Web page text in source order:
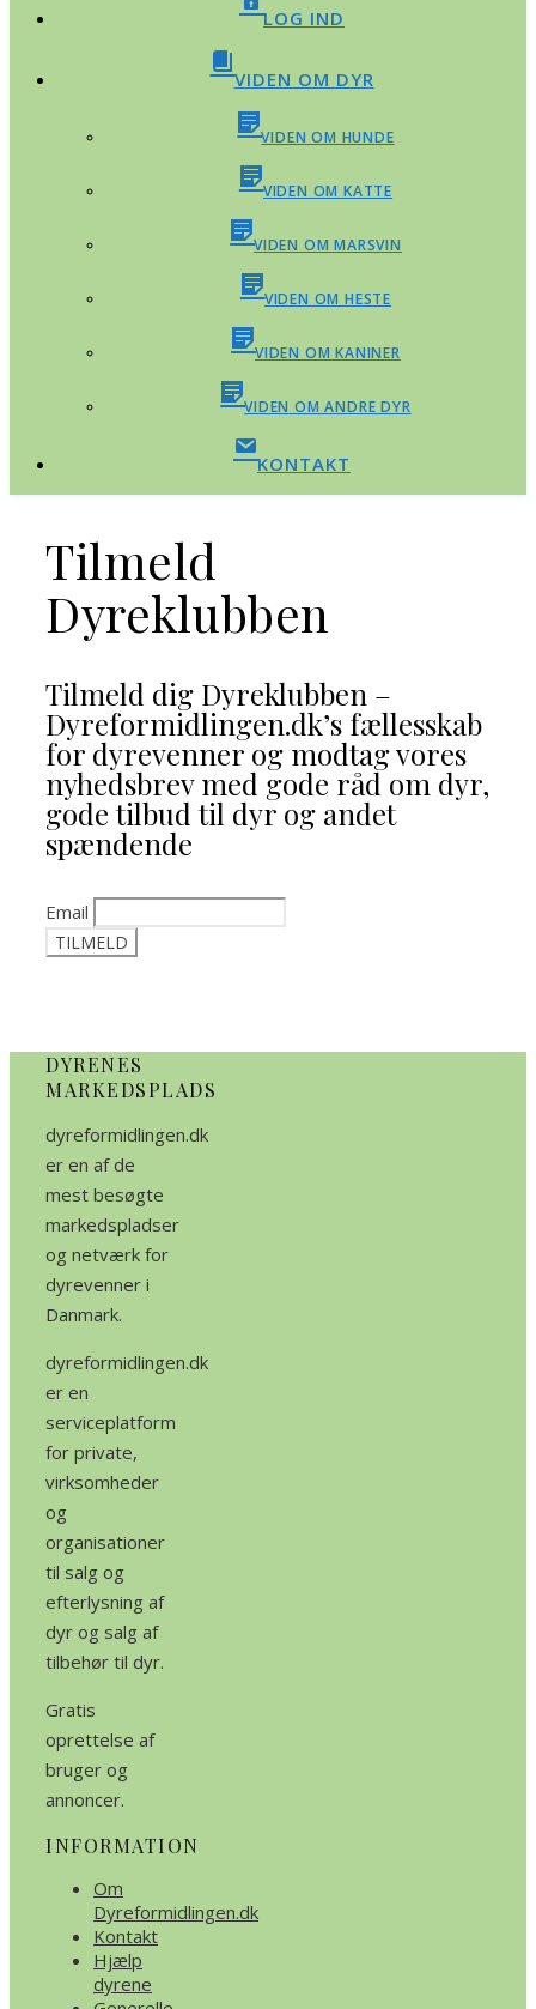
LOG IND
VIDEN OM DYR
VIDEN OM HUNDE
VIDEN OM KATTE
VIDEN OM MARSVIN
VIDEN OM HESTE
VIDEN OM KANINER
VIDEN OM ANDRE DYR
KONTAKT
Tilmeld
Dyreklubben
Tilmeld dig Dyreklubben –
Dyreformidlingen.dk’s fællesskab
for dyrevenner og modtag vores
nyhedsbrev med gode råd om dyr,
gode tilbud til dyr og andet
spændende
Email
DYRENES
MARKEDSPLADS
dyreformidlingen.dk
er en af de
mest besøgte
markedspladser
og netværk for
dyrevenner i
Danmark.
dyreformidlingen.dk
er en
serviceplatform
for private,
virksomheder
og
organisationer
til salg og
efterlysning af
dyr og salg af
tilbehør til dyr.
Gratis
oprettelse af
bruger og
annoncer.
INFORMATION
Om
Dyreformidlingen.dk
Kontakt
Hjælp
dyrene